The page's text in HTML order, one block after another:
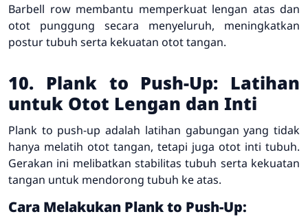
Barbell row membantu memperkuat lengan atas dan
otot punggung secara menyeluruh, meningkatkan
postur tubuh serta kekuatan otot tangan.
10. Plank to Push-Up: Latihan
untuk Otot Lengan dan Inti
Plank to push-up adalah latihan gabungan yang tidak
hanya melatih otot tangan, tetapi juga otot inti tubuh.
Gerakan ini melibatkan stabilitas tubuh serta kekuatan
tangan untuk mendorong tubuh ke atas.
Cara Melakukan Plank to Push-Up: